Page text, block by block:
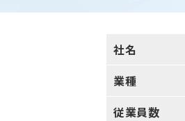
社名
業種
従業員数